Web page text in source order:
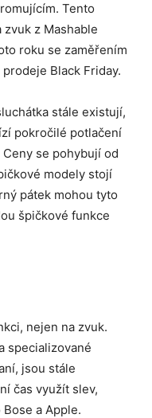
Tento
z Mashable
roku se zaměřením
Black Friday.
stále existují,
pokročilé potlačení
se pohybují od
modely stojí
pátek mohou tyto
špičkové funkce
nejen na zvuk.
specializované
jsou stále
čas využít slev,
a Apple.